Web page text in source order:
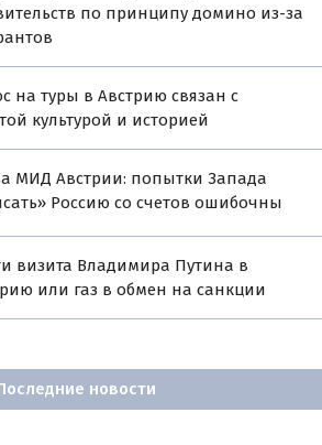
по принципу домино из-за
на туры в Австрию связан с
культурой и историей
МИД Австрии: попытки Запада
Россию со счетов ошибочны
визита Владимира Путина в
или газ в обмен на санкции
новости